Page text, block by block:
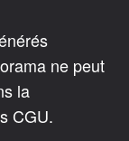
ne peut
la
CGU.